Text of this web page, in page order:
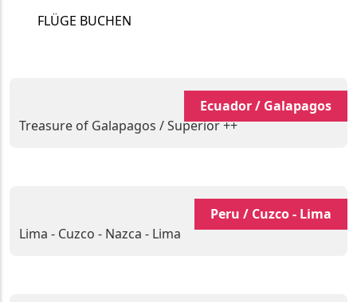
FLÜGE BUCHEN
Ecuador / Galapagos
Treasure of Galapagos / Superior ++
Peru / Cuzco - Lima
Lima - Cuzco - Nazca - Lima